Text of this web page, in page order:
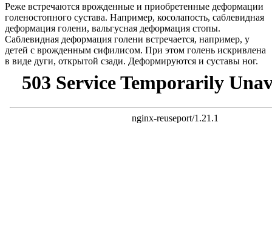
Реже встречаются врожденные и приобретенные деформации
голеностопного сустава. Например, косолапость, саблевидная
деформация голени, вальгусная деформация стопы.
Саблевидная деформация голени встречается, например, у
детей с врожденным сифилисом. При этом голень искривлена
в виде дуги, открытой сзади. Деформируются и суставы ног.